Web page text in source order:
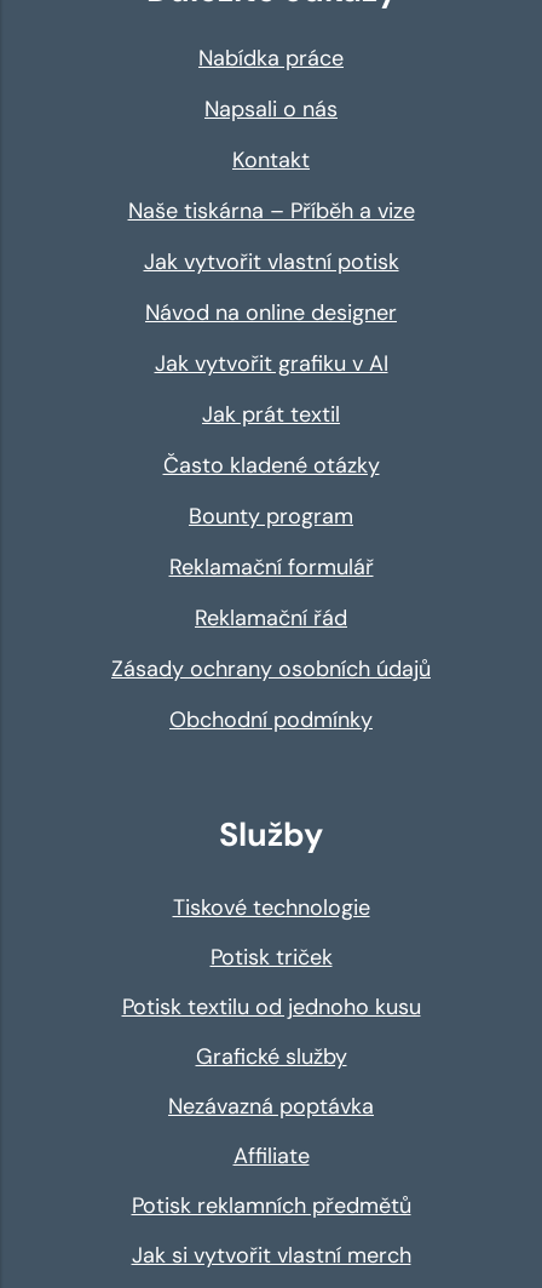
Nabídka práce
Napsali o nás
Kontakt
Naše tiskárna – Příběh a vize
Jak vytvořit vlastní potisk
Návod na online designer
Jak vytvořit grafiku v AI
Jak prát textil
Často kladené otázky
Bounty program
Reklamační formulář
Reklamační řád
Zásady ochrany osobních údajů
Obchodní podmínky
Služby
Tiskové technologie
Potisk triček
Potisk textilu od jednoho kusu
Grafické služby
Nezávazná poptávka
Affiliate
Potisk reklamních předmětů
Jak si vytvořit vlastní merch